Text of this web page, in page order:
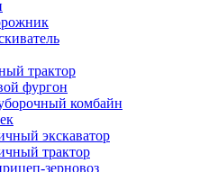
трактор
фургон
комбайн
экскаватор
трактор
зерновоз